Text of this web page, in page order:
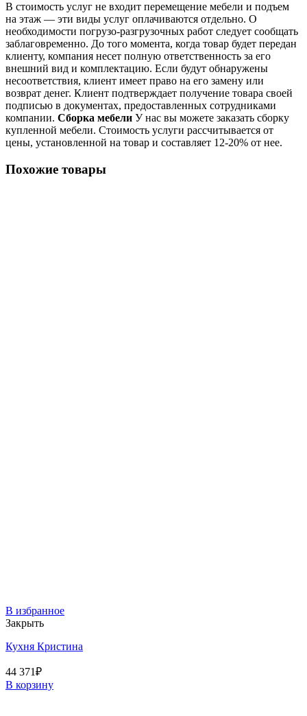
В стоимость услуг не входит перемещение мебели и подъем
на этаж — эти виды услуг оплачиваются отдельно. О
необходимости погрузо-разгрузочных работ следует сообщать
заблаговременно. До того момента, когда товар будет передан
клиенту, компания несет полную ответственность за его
внешний вид и комплектацию. Если будут обнаружены
несоответствия, клиент имеет право на его замену или
возврат денег. Клиент подтверждает получение товара своей
подписью в документах, предоставленных сотрудниками
компании. Сборка мебели У нас вы можете заказать сборку
купленной мебели. Стоимость услуги рассчитывается от
цены, установленной на товар и составляет 12-20% от нее.
Похожие товары
В избранное
Закрыть
Кухня Кристина
44 371₽
В корзину